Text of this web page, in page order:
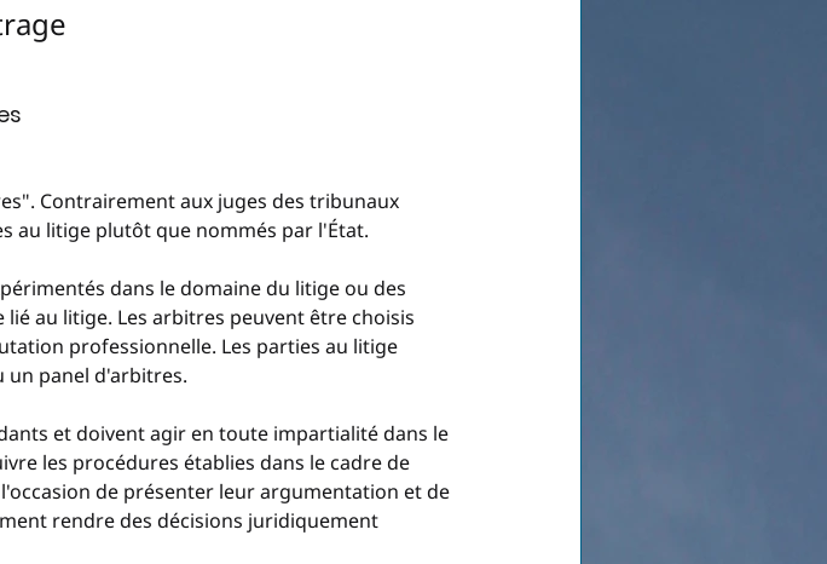
Contrairement aux juges des tribunaux
au litige plutôt que nommés par l'État.
dans le domaine du litige ou des
au litige. Les arbitres peuvent être choisis
professionnelle. Les parties au litige
un panel d'arbitres.
et doivent agir en toute impartialité dans le
les procédures établies dans le cadre de
de présenter leur argumentation et de
rendre des décisions juridiquement